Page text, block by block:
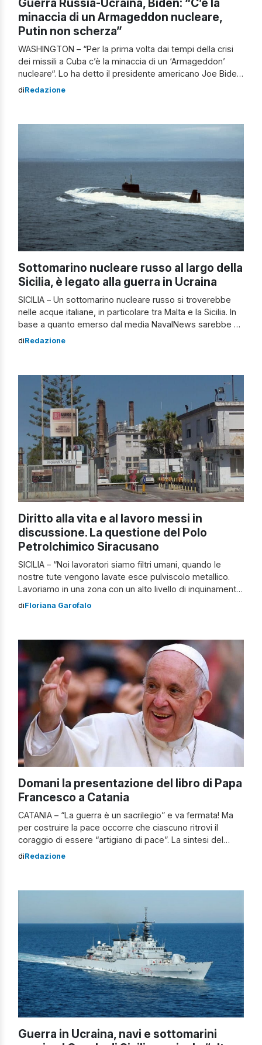
minaccia di un Armageddon nucleare,
Putin non scherza”
WASHINGTON – “Per la prima volta dai tempi della crisi
dei missili a Cuba c’è la minaccia di un ‘Armageddon’
nucleare“. Lo ha detto il presidente americano Joe Biden
parlando ad un evento elettorale a New York, un incontro
diRedazione
Sottomarino nucleare russo al largo della
Sicilia, è legato alla guerra in Ucraina
SICILIA – Un sottomarino nucleare russo si troverebbe
nelle acque italiane, in particolare tra Malta e la Sicilia. In
base a quanto emerso dal media NavalNews sarebbe un
sottomarino d’attacco, dotato di missili da crociera. Al
dislocato […]
diRedazione
Diritto alla vita e al lavoro messi in
discussione. La questione del Polo
Petrolchimico Siracusano
SICILIA – “Noi lavoratori siamo filtri umani, quando le
nostre tute vengono lavate esce pulviscolo metallico.
Lavoriamo in una zona con un alto livello di inquinamento,
quelle particelle metalliche le respiriamo” a parlare ai
industriale da circa 25 anni e afferma: […]
diFloriana Garofalo
Domani la presentazione del libro di Papa
Francesco a Catania
CATANIA – “La guerra è un sacrilegio” e va fermata! Ma
per costruire la pace occorre che ciascuno ritrovi il
coraggio di essere “artigiano di pace”. La sintesi del
titolo del libro che raccoglie, sotto la firma di Papa
diRedazione
Guerra in Ucraina, navi e sottomarini